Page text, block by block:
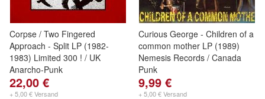
Corpse / Two Fingered
Approach - Split LP (1982-
1983) Limited 300 ! / UK
Anarcho-Punk
22,00 €
+ 5,00 € Versand
Curious George - Children of a
common mother LP (1989)
Nemesis Records / Canada
Punk
9,99 €
+ 5,00 € Versand